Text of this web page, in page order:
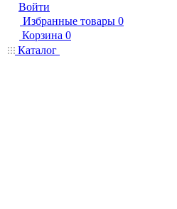
Войти
Избранные товары 0
Корзина 0
Каталог